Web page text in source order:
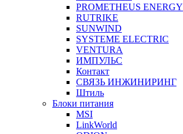
PROMETHEUS ENERGY
RUTRIKE
SUNWIND
SYSTEME ELECTRIC
VENTURA
ИМПУЛЬС
Контакт
СВЯЗЬ ИНЖИНИРИНГ
Штиль
Блоки питания
MSI
LinkWorld